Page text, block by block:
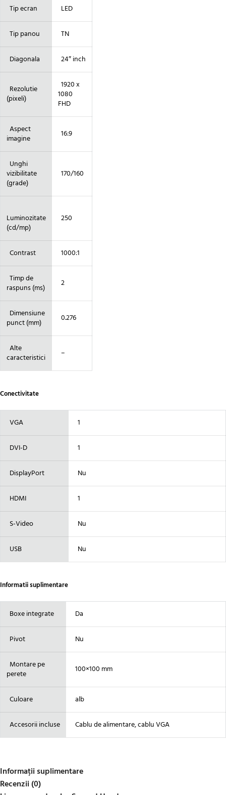
Tip ecran LED
Tip panou TN
Diagonala 24″ inch
Rezolutie
(pixeli)
1920 x
1080
FHD
Aspect
imagine
16:9
Unghi
vizibilitate
(grade)
170/160
Luminozitate
(cd/mp)
250
Contrast 1000:1
Timp de
raspuns (ms)
2
Dimensiune
punct (mm)
0.276
Alte
caracteristici
–
Conectivitate
VGA 1
DVI-D 1
DisplayPort Nu
HDMI 1
S-Video Nu
USB Nu
Informatii suplimentare
Boxe integrate Da
Pivot Nu
Montare pe
perete
100×100 mm
Culoare alb
Accesorii incluse Cablu de alimentare, cablu VGA
Informații suplimentare
Recenzii (0)